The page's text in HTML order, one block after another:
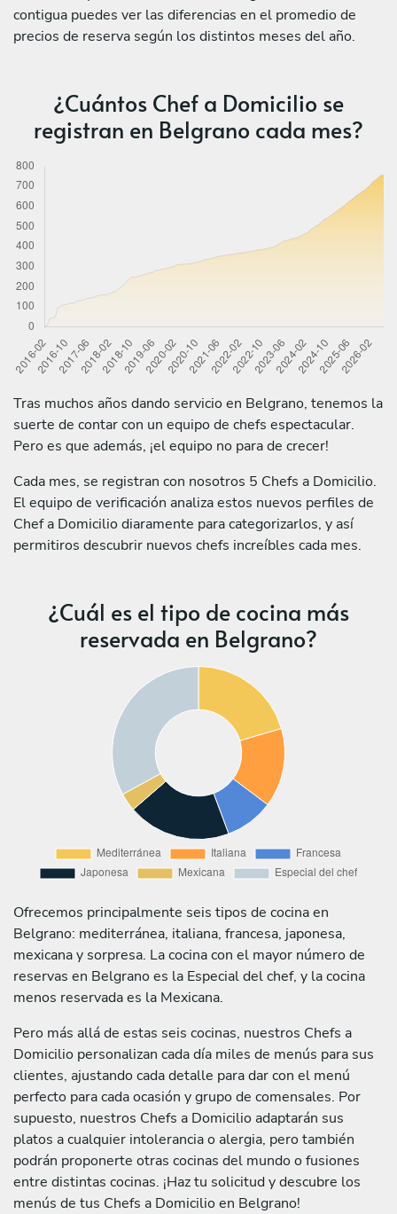
contigua puedes ver las diferencias en el promedio de
precios de reserva según los distintos meses del año.
¿Cuántos Chef a Domicilio se
registran en Belgrano cada mes?
Tras muchos años dando servicio en Belgrano, tenemos la
suerte de contar con un equipo de chefs espectacular.
Pero es que además, ¡el equipo no para de crecer!
Cada mes, se registran con nosotros 5 Chefs a Domicilio.
El equipo de verificación analiza estos nuevos perfiles de
Chef a Domicilio diaramente para categorizarlos, y así
permitiros descubrir nuevos chefs increíbles cada mes.
¿Cuál es el tipo de cocina más
reservada en Belgrano?
Ofrecemos principalmente seis tipos de cocina en
Belgrano: mediterránea, italiana, francesa, japonesa,
mexicana y sorpresa. La cocina con el mayor número de
reservas en Belgrano es la Especial del chef, y la cocina
menos reservada es la Mexicana.
Pero más allá de estas seis cocinas, nuestros Chefs a
Domicilio personalizan cada día miles de menús para sus
clientes, ajustando cada detalle para dar con el menú
perfecto para cada ocasión y grupo de comensales. Por
supuesto, nuestros Chefs a Domicilio adaptarán sus
platos a cualquier intolerancia o alergia, pero también
podrán proponerte otras cocinas del mundo o fusiones
entre distintas cocinas. ¡Haz tu solicitud y descubre los
menús de tus Chefs a Domicilio en Belgrano!